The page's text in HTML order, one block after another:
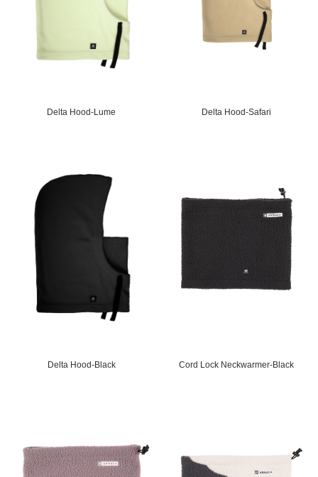
Delta Hood-Lume Delta Hood-Safari
Delta Hood-Black Cord Lock Neckwarmer-Black